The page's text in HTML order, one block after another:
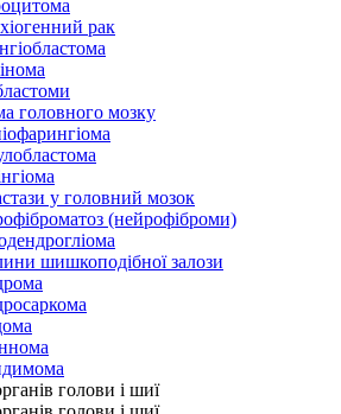
рак
головного мозку
у головний мозок
(нейрофіброми)
шишкоподібної залози
голови і шиї